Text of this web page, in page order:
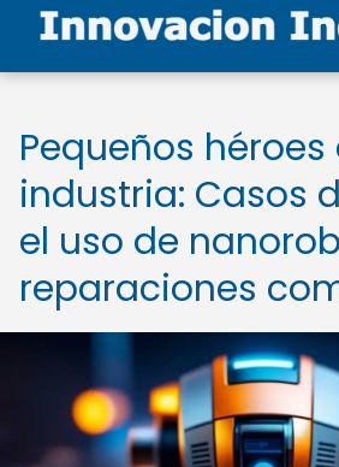
Pequeños héroes
industria: Casos
el uso de
reparaciones